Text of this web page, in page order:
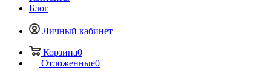
Блог
Личный кабинет
Корзина0
Отложенные0